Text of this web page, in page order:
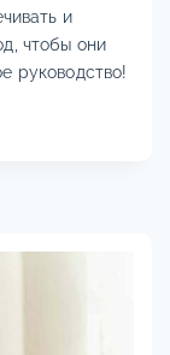
и
чтобы они
руководство!